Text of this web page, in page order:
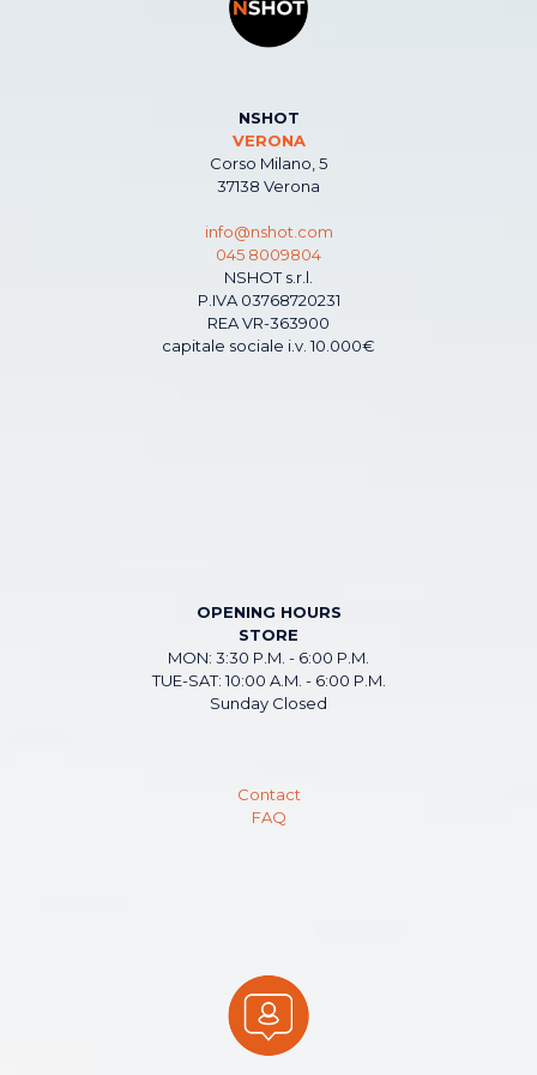
NSHOT
VERONA
Corso Milano, 5
37138 Verona
info@nshot.com
045 8009804
NSHOT s.r.l.
P.IVA 03768720231
REA VR-363900
capitale sociale i.v. 10.000€
OPENING HOURS
STORE
MON: 3:30 P.M. - 6:00 P.M.
TUE-SAT: 10:00 A.M. - 6:00 P.M.
Sunday Closed
Contact
FAQ